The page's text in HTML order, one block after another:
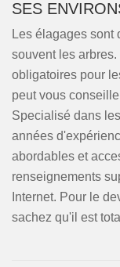
SES
Les élagages sont
souvent les
obligatoires pour
peut vous
Specialisé dans
années
abordables et
renseignements
Internet. Pour le
sachez qu'il est